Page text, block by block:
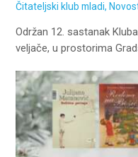
Čitateljski klub mladi,
Održan 12. sastanak
veljače, u prostorima